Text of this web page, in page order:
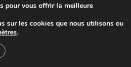
pour vous offrir la meilleure
sur les cookies que nous utilisons ou
.